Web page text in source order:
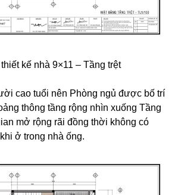
kế nhà 9×11 – Tầng trệt
cao tuổi nên Phòng ngủ được bố trí
thông tầng rộng nhìn xuống Tầng
mở rộng rãi đồng thời không có
ở trong nhà ống.